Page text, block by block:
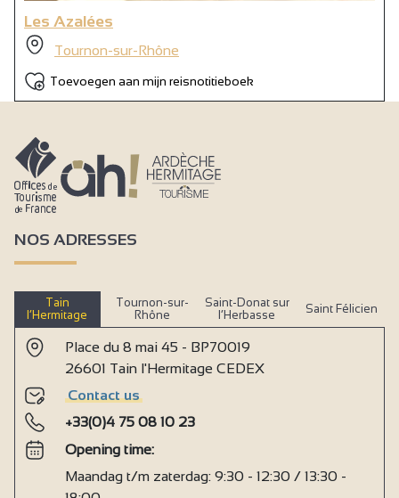
Les Azalées
Tournon-sur-Rhône
Toevoegen aan mijn reisnotitieboek
NOS ADRESSES
Tain
l’Hermitage
Tournon-sur-
Rhône
Saint-Donat sur
l’Herbasse
Saint Félicien
Place du 8 mai 45 - BP70019
26601 Tain l'Hermitage CEDEX
Contact us
+33(0)4 75 08 10 23
Opening time:
Maandag t/m zaterdag: 9:30 - 12:30 / 13:30 -